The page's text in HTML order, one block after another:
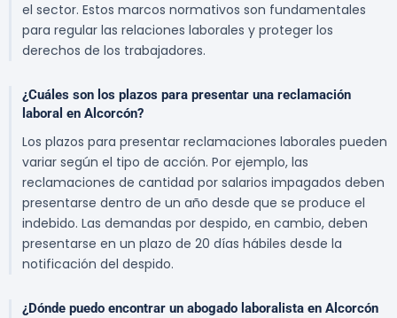
el sector. Estos marcos normativos son fundamentales
para regular las relaciones laborales y proteger los
derechos de los trabajadores.
¿Cuáles son los plazos para presentar una reclamación
laboral en Alcorcón?
Los plazos para presentar reclamaciones laborales pueden
variar según el tipo de acción. Por ejemplo, las
reclamaciones de cantidad por salarios impagados deben
presentarse dentro de un año desde que se produce el
indebido. Las demandas por despido, en cambio, deben
presentarse en un plazo de 20 días hábiles desde la
notificación del despido.
¿Dónde puedo encontrar un abogado laboralista en Alcorcón